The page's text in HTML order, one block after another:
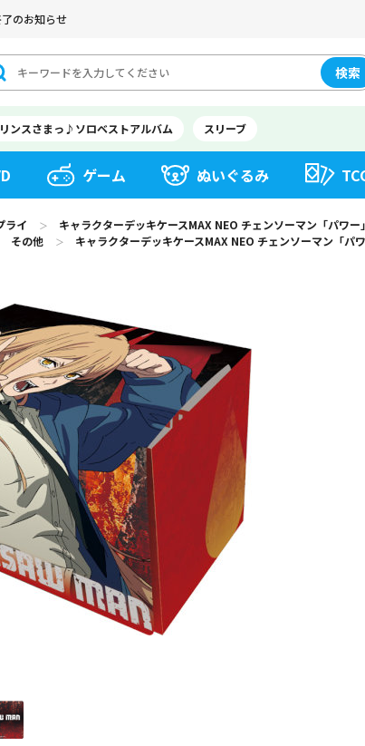
了のお知らせ
検索
ンスさまっ♪ソロベストアルバム スリーブ
ゲーム ぬいぐるみ
ライ ＞
キャラクターデッキケースMAX NEO チェンソーマン「パワー」
その他 ＞ キャラクターデッキケースMAX NEO チェンソーマン「パワ